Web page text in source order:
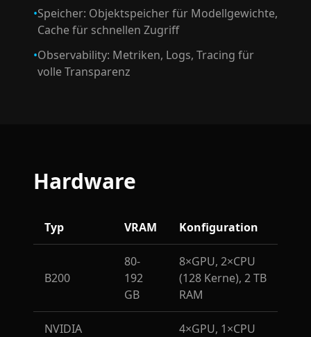
•Speicher: Objektspeicher für Modellgewichte,
Cache für schnellen Zugriff
•Observability: Metriken, Logs, Tracing für
volle Transparenz
Hardware
Typ VRAM Konfiguration
B200
80-
192
GB
8×GPU, 2×CPU
(128 Kerne), 2 TB
RAM
NVIDIA
4×GPU, 1×CPU